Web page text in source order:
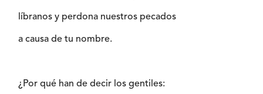
líbranos y perdona nuestros pecados
a causa de tu nombre.
¿Por qué han de decir los gentiles: